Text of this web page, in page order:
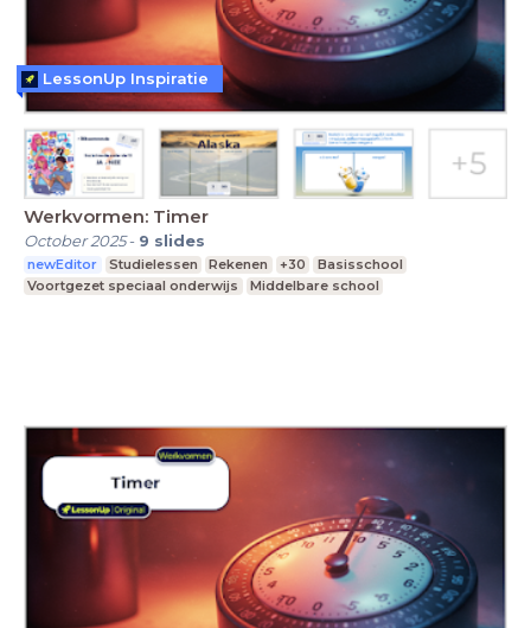
Werkvormen: Timer
October 2025- 9 slides
newEditor Studielessen Rekenen +30
Basisschool
Voortgezet speciaal onderwijs
Middelbare school
LessonUp Inspiratie